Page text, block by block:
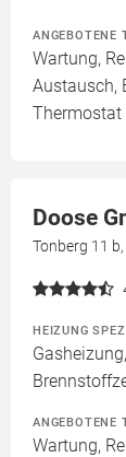
ANGEBOTENE
Wartung,
Austausch,
Thermostat
Doose
Tonberg 11
HEIZUNG
ANGEBOTENE
Wartung,